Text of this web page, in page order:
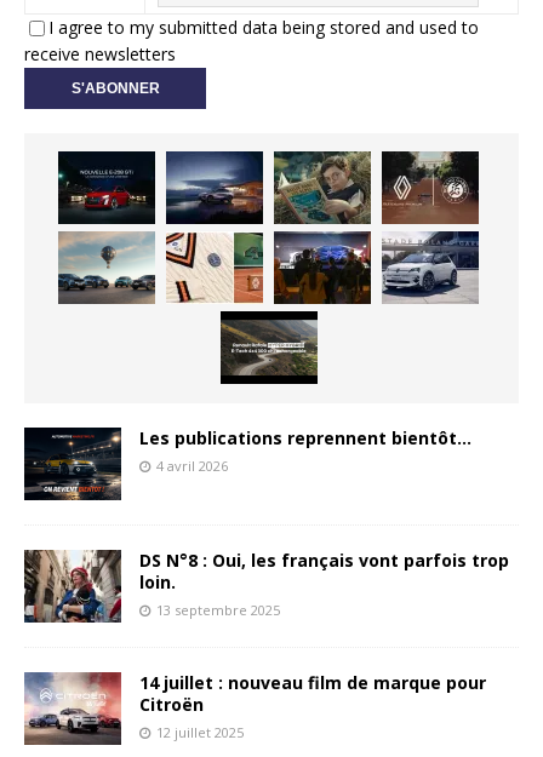
I agree to my submitted data being stored and used to
receive newsletters
Les publications reprennent bientôt…
4 avril 2026
DS N°8 : Oui, les français vont parfois trop
loin.
13 septembre 2025
14 juillet : nouveau film de marque pour
Citroën
12 juillet 2025